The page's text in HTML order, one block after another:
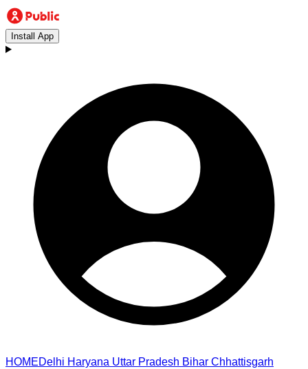
Install App
HOMEDelhi Haryana Uttar Pradesh Bihar Chhattisgarh